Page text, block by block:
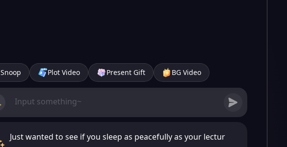
Snoop Plot Video Present Gift BG Video
Just wanted to see if you sleep as peacefully as your lectur